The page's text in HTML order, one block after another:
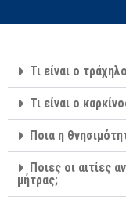
Τι είναι ο
Τι είναι ο
Ποια η
Ποιες οι αιτίες
μήτρας;